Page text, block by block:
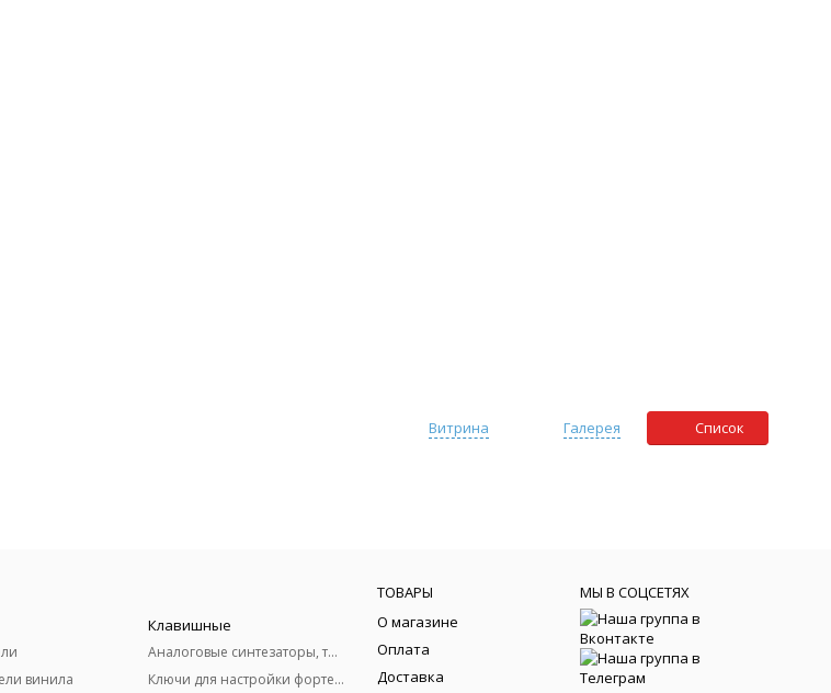
Список
Галерея
Витрина
винила
Клавишные
Аналоговые синтезаторы, терменвоксы
Ключи для настройки фортепиано
ТОВАРЫ
О магазине
Оплата
Доставка
МЫ В СОЦСЕТЯХ